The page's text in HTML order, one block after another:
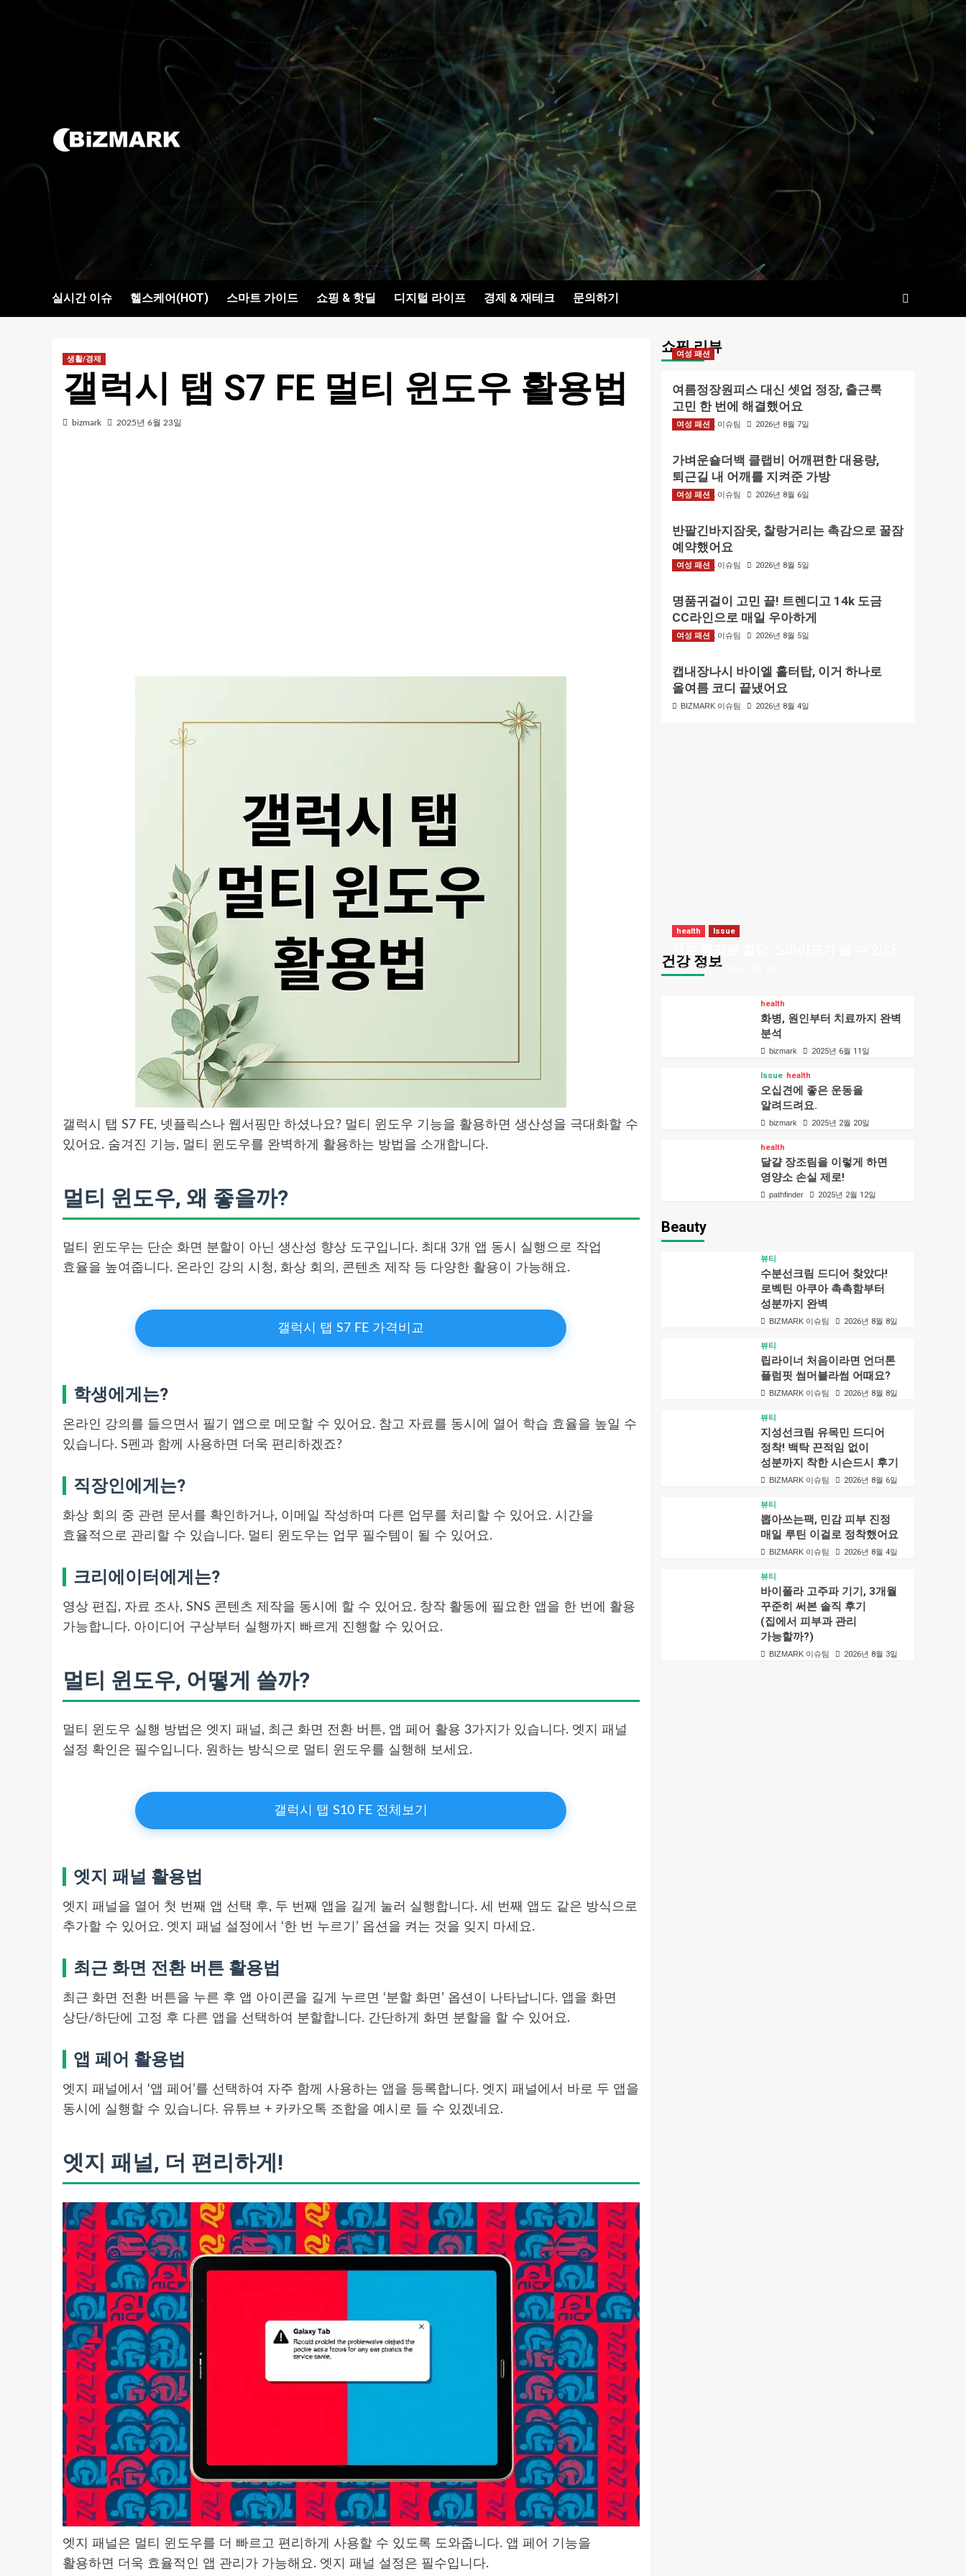
실시간 이슈 헬스케어(HOT) 스마트 가이드 쇼핑 & 핫딜 디지털 라이프 경제 & 재테크 문의하기
생활/경제
갤럭시 탭 S7 FE 멀티 윈도우 활용법
bizmark 2025년 6월 23일
갤럭시 탭 S7 FE, 넷플릭스나 웹서핑만 하셨나요? 멀티 윈도우 기능을 활용하면 생산성을 극대화할 수
있어요. 숨겨진 기능, 멀티 윈도우를 완벽하게 활용하는 방법을 소개합니다.
멀티 윈도우, 왜 좋을까?
멀티 윈도우는 단순 화면 분할이 아닌 생산성 향상 도구입니다. 최대 3개 앱 동시 실행으로 작업
효율을 높여줍니다. 온라인 강의 시청, 화상 회의, 콘텐츠 제작 등 다양한 활용이 가능해요.
갤럭시 탭 S7 FE 가격비교
학생에게는?
온라인 강의를 들으면서 필기 앱으로 메모할 수 있어요. 참고 자료를 동시에 열어 학습 효율을 높일 수
있습니다. S펜과 함께 사용하면 더욱 편리하겠죠?
직장인에게는?
화상 회의 중 관련 문서를 확인하거나, 이메일 작성하며 다른 업무를 처리할 수 있어요. 시간을
효율적으로 관리할 수 있습니다. 멀티 윈도우는 업무 필수템이 될 수 있어요.
크리에이터에게는?
영상 편집, 자료 조사, SNS 콘텐츠 제작을 동시에 할 수 있어요. 창작 활동에 필요한 앱을 한 번에 활용
가능합니다. 아이디어 구상부터 실행까지 빠르게 진행할 수 있어요.
멀티 윈도우, 어떻게 쓸까?
멀티 윈도우 실행 방법은 엣지 패널, 최근 화면 전환 버튼, 앱 페어 활용 3가지가 있습니다. 엣지 패널
설정 확인은 필수입니다. 원하는 방식으로 멀티 윈도우를 실행해 보세요.
갤럭시 탭 S10 FE 전체보기
엣지 패널 활용법
엣지 패널을 열어 첫 번째 앱 선택 후, 두 번째 앱을 길게 눌러 실행합니다. 세 번째 앱도 같은 방식으로
추가할 수 있어요. 엣지 패널 설정에서 ‘한 번 누르기’ 옵션을 켜는 것을 잊지 마세요.
최근 화면 전환 버튼 활용법
최근 화면 전환 버튼을 누른 후 앱 아이콘을 길게 누르면 ‘분할 화면’ 옵션이 나타납니다. 앱을 화면
상단/하단에 고정 후 다른 앱을 선택하여 분할합니다. 간단하게 화면 분할을 할 수 있어요.
앱 페어 활용법
엣지 패널에서 ‘앱 페어’를 선택하여 자주 함께 사용하는 앱을 등록합니다. 엣지 패널에서 바로 두 앱을
동시에 실행할 수 있습니다. 유튜브 + 카카오톡 조합을 예시로 들 수 있겠네요.
엣지 패널, 더 편리하게!
엣지 패널은 멀티 윈도우를 더 빠르고 편리하게 사용할 수 있도록 도와줍니다. 앱 페어 기능을
활용하면 더욱 효율적인 앱 관리가 가능해요. 엣지 패널 설정은 필수입니다.
쇼핑 리뷰
여성 패션
여름정장원피스 대신 셋업 정장, 출근룩
고민 한 번에 해결했어요
BIZMARK 이슈팀 2026년 8월 7일
여성 패션
가벼운숄더백 클랩비 어깨편한 대용량,
퇴근길 내 어깨를 지켜준 가방
BIZMARK 이슈팀 2026년 8월 6일
여성 패션
반팔긴바지잠옷, 찰랑거리는 촉감으로 꿀잠
예약했어요
BIZMARK 이슈팀 2026년 8월 5일
여성 패션
명품귀걸이 고민 끝! 트렌디고 14k 도금
CC라인으로 매일 우아하게
BIZMARK 이슈팀 2026년 8월 5일
여성 패션
캡내장나시 바이엘 홀터탑, 이거 하나로
올여름 코디 끝냈어요
BIZMARK 이슈팀 2026년 8월 4일
건강 정보
health Issue
bizmark
health
화병, 원인부터 치료까지 완벽
분석
bizmark 2025년 6월 11일
Issue health
오십견에 좋은 운동을
알려드려요.
bizmark 2025년 2월 20일
health
달걀 장조림을 이렇게 하면
영양소 손실 제로!
pathfinder 2025년 2월 12일
Beauty
뷰티
수분선크림 드디어 찾았다!
로벡틴 아쿠아 촉촉함부터
성분까지 완벽
BIZMARK 이슈팀 2026년 8월 8일
뷰티
립라이너 처음이라면 언더톤
플럼핏 썸머블라썸 어때요?
BIZMARK 이슈팀 2026년 8월 8일
뷰티
지성선크림 유목민 드디어
정착! 백탁 끈적임 없이
성분까지 착한 시슨드시 후기
BIZMARK 이슈팀 2026년 8월 6일
뷰티
뽑아쓰는팩, 민감 피부 진정
매일 루틴 이걸로 정착했어요
BIZMARK 이슈팀 2026년 8월 4일
뷰티
바이폴라 고주파 기기, 3개월
꾸준히 써본 솔직 후기
(집에서 피부과 관리
가능할까?)
BIZMARK 이슈팀 2026년 8월 3일